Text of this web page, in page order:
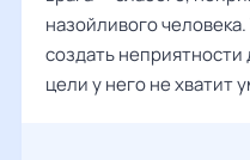
назойливого
создать
цели у него не хватит